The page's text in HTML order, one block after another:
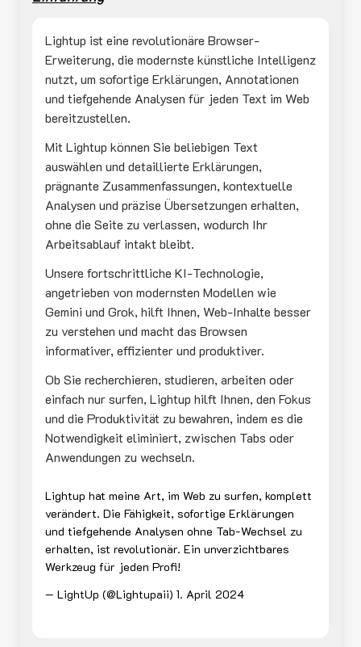
Lightup ist eine revolutionäre Browser-
Erweiterung, die modernste künstliche Intelligenz
nutzt, um sofortige Erklärungen, Annotationen
und tiefgehende Analysen für jeden Text im Web
bereitzustellen.
Mit Lightup können Sie beliebigen Text
auswählen und detaillierte Erklärungen,
prägnante Zusammenfassungen, kontextuelle
Analysen und präzise Übersetzungen erhalten,
ohne die Seite zu verlassen, wodurch Ihr
Arbeitsablauf intakt bleibt.
Unsere fortschrittliche KI-Technologie,
angetrieben von modernsten Modellen wie
Gemini und Grok, hilft Ihnen, Web-Inhalte besser
zu verstehen und macht das Browsen
informativer, effizienter und produktiver.
Ob Sie recherchieren, studieren, arbeiten oder
einfach nur surfen, Lightup hilft Ihnen, den Fokus
und die Produktivität zu bewahren, indem es die
Notwendigkeit eliminiert, zwischen Tabs oder
Anwendungen zu wechseln.
Lightup hat meine Art, im Web zu surfen, komplett
verändert. Die Fähigkeit, sofortige Erklärungen
und tiefgehende Analysen ohne Tab-Wechsel zu
erhalten, ist revolutionär. Ein unverzichtbares
Werkzeug für jeden Profi!
— LightUp (@Lightupaii) 1. April 2024